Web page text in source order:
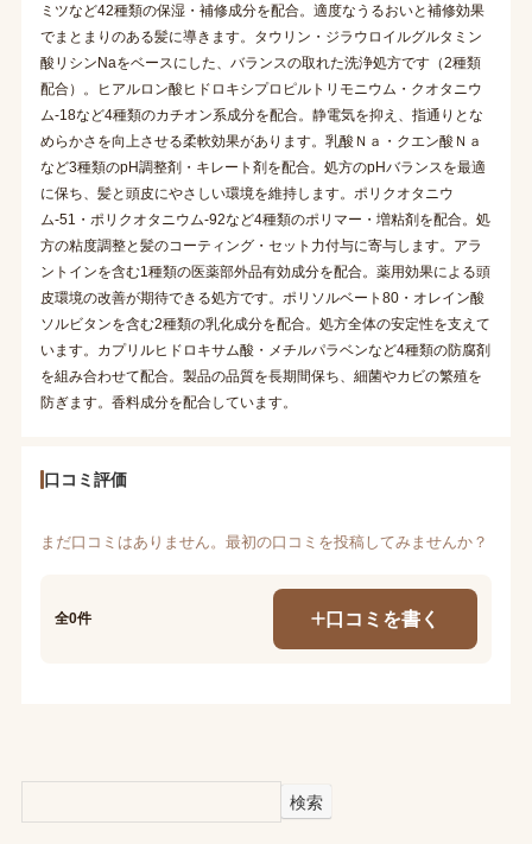
ミツなど42種類の保湿・補修成分を配合。適度なうるおいと補修効果
でまとまりのある髪に導きます。タウリン・ジラウロイルグルタミン
酸リシンNaをベースにした、バランスの取れた洗浄処方です（2種類
配合）。ヒアルロン酸ヒドロキシプロピルトリモニウム・クオタニウ
ム-18など4種類のカチオン系成分を配合。静電気を抑え、指通りとな
めらかさを向上させる柔軟効果があります。乳酸Ｎａ・クエン酸Ｎａ
など3種類のpH調整剤・キレート剤を配合。処方のpHバランスを最適
に保ち、髪と頭皮にやさしい環境を維持します。ポリクオタニウ
ム-51・ポリクオタニウム-92など4種類のポリマー・増粘剤を配合。処
方の粘度調整と髪のコーティング・セット力付与に寄与します。アラ
ントインを含む1種類の医薬部外品有効成分を配合。薬用効果による頭
皮環境の改善が期待できる処方です。ポリソルベート80・オレイン酸
ソルビタンを含む2種類の乳化成分を配合。処方全体の安定性を支えて
います。カプリルヒドロキサム酸・メチルパラベンなど4種類の防腐剤
を組み合わせて配合。製品の品質を長期間保ち、細菌やカビの繁殖を
防ぎます。香料成分を配合しています。
口コミ評価
まだ口コミはありません。最初の口コミを投稿してみませんか？
全0件 口コミを書く
検索